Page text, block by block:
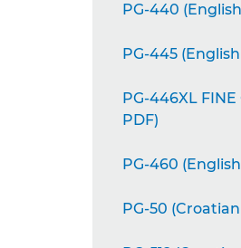
PG-440
PG-445
PG-446XL FINE
PDF)
PG-460
PG-50